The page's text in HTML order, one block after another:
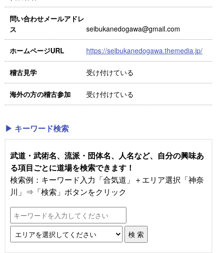
問い合わせメールアドレ
ス
seibukanedogawa@gmail.com
ホームページURL https://seibukanedogawa.themedia.jp/
稽古見学 受け付けている
海外の方の稽古参加 受け付けている
▶ キーワード検索
武道・武術名、流派・団体名、人名など、自分の興味あ
る項目ごとに道場を検索できます！
検索例：キーワード入力「合気道」＋エリア選択「神奈
川」⇒「検索」ボタンをクリック